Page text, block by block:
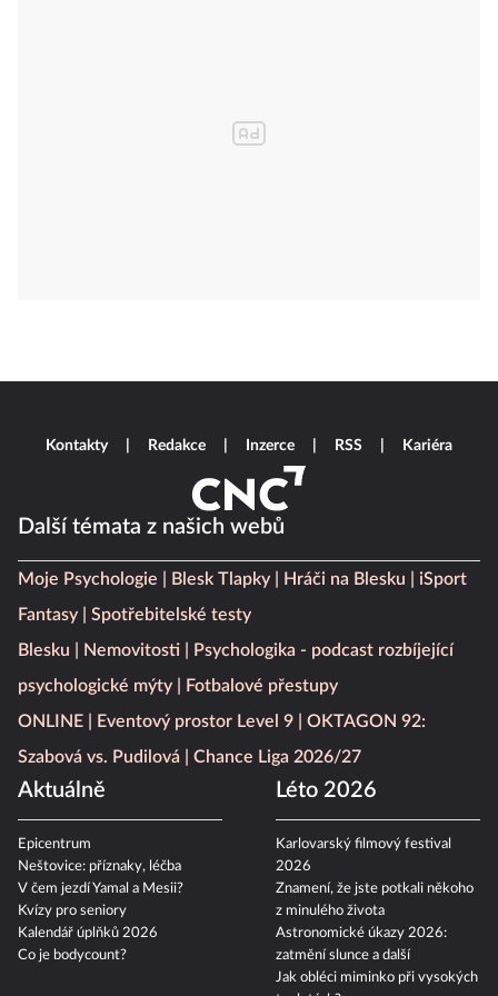
Další témata z našich webů
Moje Psychologie Blesk Tlapky Hráči na Blesku
iSport
Fantasy
Spotřebitelské testy
Blesku
Nemovitosti
Psychologika - podcast rozbíjející
psychologické mýty
Fotbalové přestupy
ONLINE
Eventový prostor Level 9
OKTAGON 92:
Szabová vs. Pudilová
Chance Liga 2026/27
Aktuálně
Epicentrum
Neštovice: příznaky, léčba
V čem jezdí Yamal a Mesii?
Kvízy pro seniory
Kalendář úplňků 2026
Co je bodycount?
Léto 2026
Karlovarský filmový festival
2026
Znamení, že jste potkali někoho
z minulého života
Astronomické úkazy 2026:
zatmění slunce a další
Jak obléci miminko při vysokých
Kontakty Redakce Inzerce RSS Kariéra